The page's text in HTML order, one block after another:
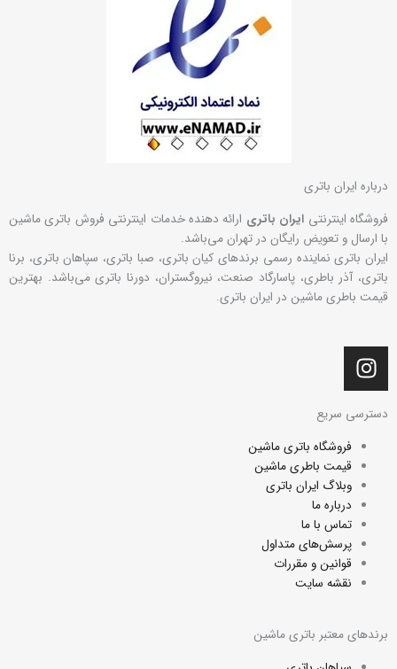
درباره ایران باتری
فروشگاه اینترنتی ایران باتری ارائه دهنده خدمات اینترنتی فروش باتری ماشین
با ارسال و تعویض رایگان در تهران می‌باشد.
ایران باتری نماینده رسمی برندهای کیان باتری، صبا باتری، سپاهان باتری، برنا
باتری، آذر باطری، پاسارگاد صنعت، نیروگستران، دورنا باتری می‌باشد. بهترین
قیمت باطری ماشین در ایران باتری.
I
n
s
t
a
g
r
a
m
دسترسی سریع
فروشگاه باتری ماشین
قیمت باطری ماشین
وبلاگ ایران باتری
درباره ما
تماس با ما
پرسش‌های متداول
قوانین و مقررات
نقشه سایت
برندهای معتبر باتری ماشین